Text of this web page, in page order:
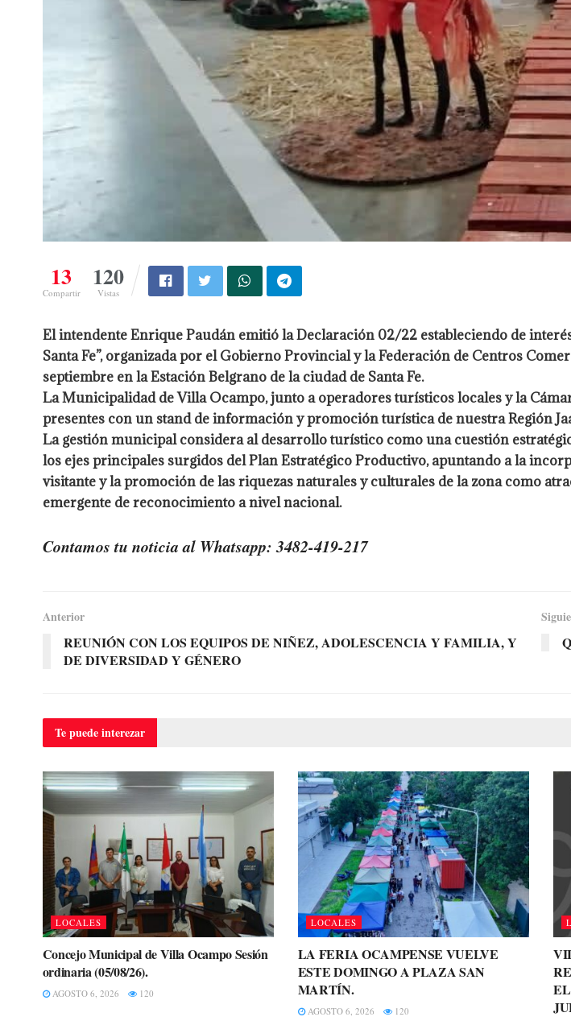
13
Compartir
120
Vistas
El intendente Enrique Paudán emitió la Declaración 02/22 estableciendo de
Santa Fe”, organizada por el Gobierno Provincial y la Federación de Centros
septiembre en la Estación Belgrano de la ciudad de Santa Fe.
La Municipalidad de Villa Ocampo, junto a operadores turísticos locales y la
presentes con un stand de información y promoción turística de nuestra Región
La gestión municipal considera al desarrollo turístico como una cuestión
los ejes principales surgidos del Plan Estratégico Productivo, apuntando a la
visitante y la promoción de las riquezas naturales y culturales de la zona como
emergente de reconocimiento a nivel nacional.
Contamos tu noticia al Whatsapp: 3482-419-217
Anterior
REUNIÓN CON LOS EQUIPOS DE NIÑEZ, ADOLESCENCIA Y FAMILIA, Y
DE DIVERSIDAD Y GÉNERO
Te puedeinterezar
LOCALES
Concejo Municipal de Villa Ocampo Sesión
ordinaria (05/08/26).
AGOSTO 6, 2026 120
LOCALES
LA FERIA OCAMPENSE VUELVE
ESTE DOMINGO A PLAZA SAN
MARTÍN.
AGOSTO 6, 2026 120